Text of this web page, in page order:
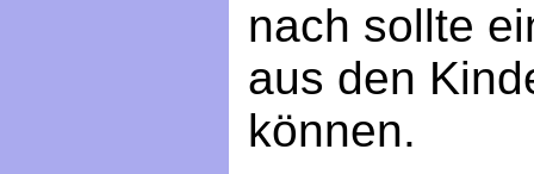
nach sollte
aus den
können.